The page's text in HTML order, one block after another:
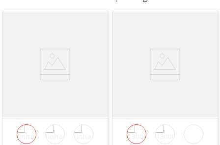
Ideal para iniciantes no mundo do amigurumi;
Kit completo com os principais materiais para
confecção;
Personagens exclusivos da Coleção Bicho Bola;
Peças perfeitas para decoração ou comercialização;
Materiais selecionados para facilitar a execução do
projeto.